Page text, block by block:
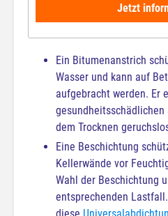
Jetzt
Ein Bitumenanstrich
Wasser und kann auf
aufgebracht werden. Er
dem Trocknen
Eine Beschichtung
Kellerwände vor
Wahl der Beschichtung
entsprechenden